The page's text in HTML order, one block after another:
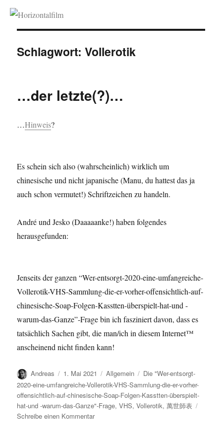
Horizontalfilm
Schlagwort:Vollerotik
…der letzte(?)…
…Hinweis?
Es schein sich also (wahrscheinlich) wirklich um
chinesische und nicht japanische (Manu, du hattest das ja
auch schon vermutet!) Schriftzeichen zu handeln.
André und Jesko (Daaaaanke!) haben folgendes
herausgefunden:
Jenseits der ganzen “Wer-entsorgt-2020-eine-umfangreiche-
Vollerotik-VHS-Sammlung-die-er-vorher-offensichtlich-auf-
chinesische-Soap-Folgen-Kasstten-überspielt-hat-und -
warum-das-Ganze”-Frage bin ich fasziniert davon, dass es
tatsächlich Sachen gibt, die man/ich in diesem Internet™
anscheinend nicht finden kann!
Autor
Andreas
Veröffentlicht
am
1. Mai 2021 Kategorien
Allgemein Schlagwörter
Die "Wer-entsorgt-
2020-eine-umfangreiche-Vollerotik-VHS-Sammlung-die-er-vorher-
offensichtlich-auf-chinesische-Soap-Folgen-Kasstten-überspielt-
hat-und -warum-das-Ganze"-Frage,VHS,Vollerotik,萬世師表
Schreibe einen Kommentarzu